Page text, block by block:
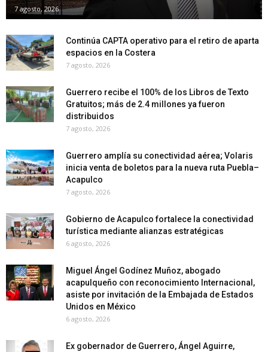
7 agosto, 2026
Continúa CAPTA operativo para el retiro de aparta
espacios en la Costera
7 agosto, 2026
Guerrero recibe el 100% de los Libros de Texto
Gratuitos; más de 2.4 millones ya fueron
distribuidos
7 agosto, 2026
Guerrero amplía su conectividad aérea; Volaris
inicia venta de boletos para la nueva ruta Puebla–
Acapulco
7 agosto, 2026
Gobierno de Acapulco fortalece la conectividad
turística mediante alianzas estratégicas
6 agosto, 2026
Miguel Ángel Godínez Muñoz, abogado
acapulqueño con reconocimiento Internacional,
asiste por invitación de la Embajada de Estados
Unidos en México
6 agosto, 2026
Ex gobernador de Guerrero, Ángel Aguirre,